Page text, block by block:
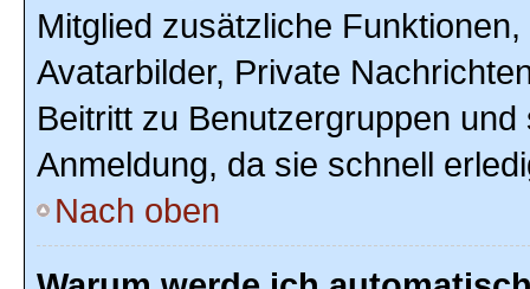
Mitglied zusätzliche
Avatarbilder, Private
Beitritt zu Benutzergruppen
Anmeldung, da sie schnell
Nach oben